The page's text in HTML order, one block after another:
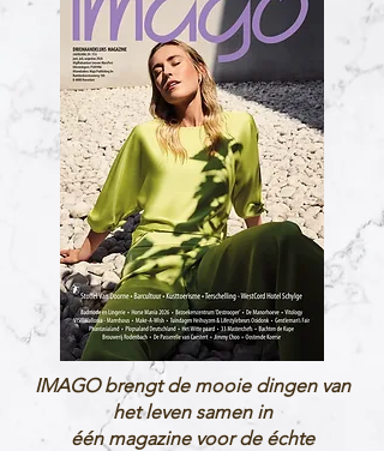
IMAGO brengt de mooie dingen van
het leven samen in
één magazine voor de échte